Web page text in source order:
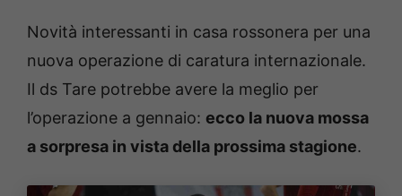
Novità interessanti in casa rossonera per una
nuova operazione di caratura internazionale.
Il ds Tare potrebbe avere la meglio per
l’operazione a gennaio: ecco la nuova mossa
a sorpresa in vista della prossima stagione.